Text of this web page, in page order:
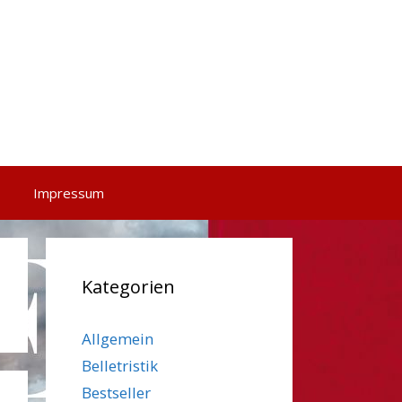
Impressum
Kategorien
Allgemein
Belletristik
Bestseller